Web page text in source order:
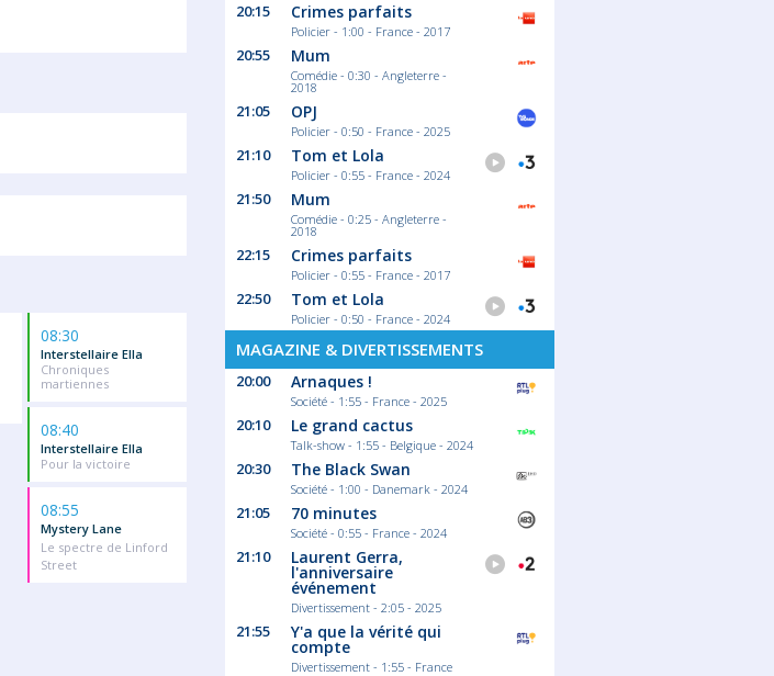
08:30
Interstellaire Ella
Chroniques
martiennes
08:40
Interstellaire Ella
Pour la victoire
08:55
Mystery Lane
Le spectre de Linford
Street
20:15 Crimes parfaits
Policier - 1:00 - France - 2017
20:55 Mum
Comédie - 0:30 - Angleterre -
2018
21:05 OPJ
Policier - 0:50 - France - 2025
21:10 Tom et Lola
Policier - 0:55 - France - 2024
21:50 Mum
Comédie - 0:25 - Angleterre -
2018
22:15 Crimes parfaits
Policier - 0:55 - France - 2017
22:50 Tom et Lola
Policier - 0:50 - France - 2024
MAGAZINE & DIVERTISSEMENTS
20:00 Arnaques !
Société - 1:55 - France - 2025
20:10 Le grand cactus
Talk-show - 1:55 - Belgique - 2024
20:30 The Black Swan
Société - 1:00 - Danemark - 2024
21:05 70 minutes
Société - 0:55 - France - 2024
21:10 Laurent Gerra,
l'anniversaire
événement
Divertissement - 2:05 - 2025
21:55 Y'a que la vérité qui
compte
Divertissement - 1:55 - France